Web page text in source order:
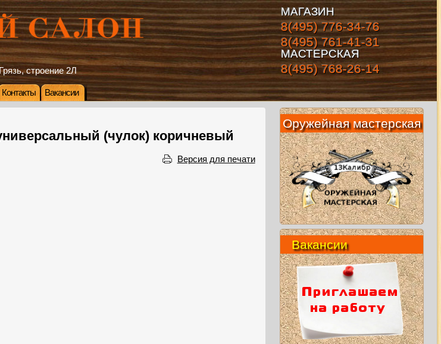
строение 2Л
МАГАЗИН
8(495) 776-34-76
8(495) 761-41-31
МАСТЕРСКАЯ
8(495) 768-26-14
Контакты Вакансии
(чулок) коричневый
Версия для печати
Оружейная мастерская
Вакансии